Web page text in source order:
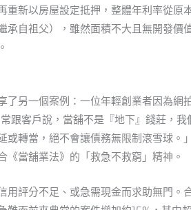
重新以房屋設定抵押，整體年利率從原
自祖父），雖然面積不大且無開發價
另一個案例：一位年輕創業者因為網
跟客戶說，當舖不是『地下』錢莊，
轉當，絕不會讓債務無限制滾雪球。
當舖業法》的「救急不救窮」精神。
評分不足、或急需現金而求助無門。